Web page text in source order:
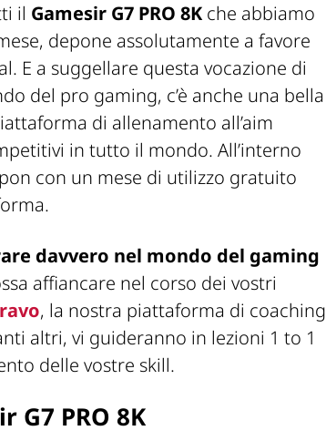
il Gamesir G7 PRO 8K che abbiamo
depone assolutamente a favore
E a suggellare questa vocazione di
del pro gaming, c’è anche una bella
di allenamento all’aim
in tutto il mondo. All’interno
con un mese di utilizzo gratuito
davvero nel mondo del gaming
affiancare nel corso dei vostri
, la nostra piattaforma di coaching
altri, vi guideranno in lezioni 1 to 1
delle vostre skill.
G7 PRO 8K